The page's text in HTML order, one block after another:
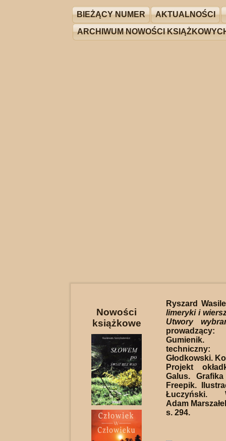
BIEŻĄCY NUMER AKTUALNOŚCI
ARCHIWUM NOWOŚCI
Nowości
książkowe
Ryszard
limeryki i
Utwory
Gumienik.
Głodkowski.
Projekt
Galus.
Freepik.
Łuczyński.
Adam
s. 294.